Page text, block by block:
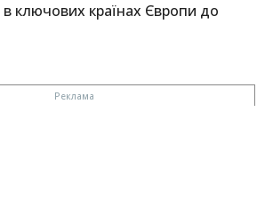
в ключових країнах Європи до